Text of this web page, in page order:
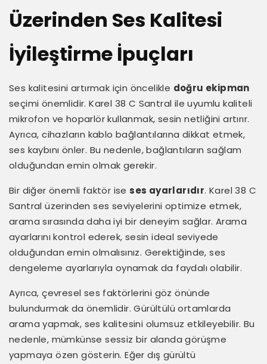
Üzerinden Ses Kalitesi
İyileştirme İpuçları
Ses kalitesini artırmak için öncelikle doğru ekipman
seçimi önemlidir. Karel 38 C Santral ile uyumlu kaliteli
mikrofon ve hoparlör kullanmak, sesin netliğini artırır.
Ayrıca, cihazların kablo bağlantılarına dikkat etmek,
ses kaybını önler. Bu nedenle, bağlantıların sağlam
olduğundan emin olmak gerekir.
Bir diğer önemli faktör ise ses ayarlarıdır. Karel 38 C
Santral üzerinden ses seviyelerini optimize etmek,
arama sırasında daha iyi bir deneyim sağlar. Arama
ayarlarını kontrol ederek, sesin ideal seviyede
olduğundan emin olmalısınız. Gerektiğinde, ses
dengeleme ayarlarıyla oynamak da faydalı olabilir.
Ayrıca, çevresel ses faktörlerini göz önünde
bulundurmak da önemlidir. Gürültülü ortamlarda
arama yapmak, ses kalitesini olumsuz etkileyebilir. Bu
nedenle, mümkünse sessiz bir alanda görüşme
yapmaya özen gösterin. Eğer dış gürültü